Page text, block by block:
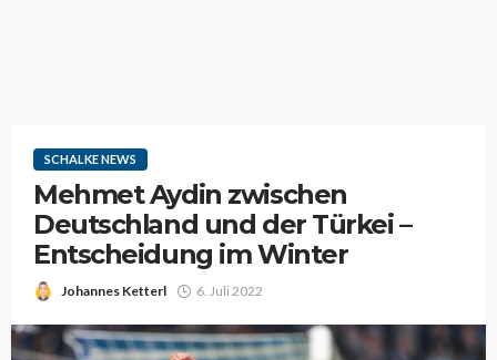
SCHALKE NEWS
Mehmet Aydin zwischen
Deutschland und der Türkei –
Entscheidung im Winter
Johannes Ketterl 6. Juli 2022